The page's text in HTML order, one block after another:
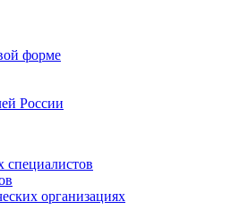
форме
России
специалистов
организациях